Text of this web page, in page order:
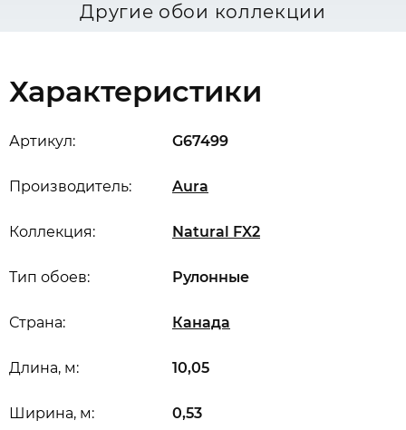
Другие обои коллекции
Характеристики
Артикул: G67499
Производитель: Aura
Коллекция: Natural FX2
Длина, м: 10,05
Ширина, м: 0,53
Страна: Канада
Тип обоев: Рулонные